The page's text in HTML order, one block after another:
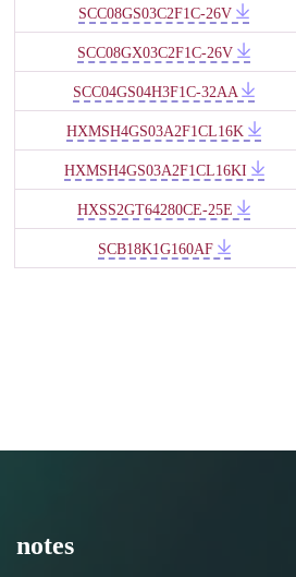
SCC08GS03C2F1C-26V
SCC08GX03C2F1C-26V
SCC04GS04H3F1C-32AA
HXMSH4GS03A2F1CL16K
HXMSH4GS03A2F1CL16KI
HXSS2GT64280CE-25E
SCB18K1G160AF
notes